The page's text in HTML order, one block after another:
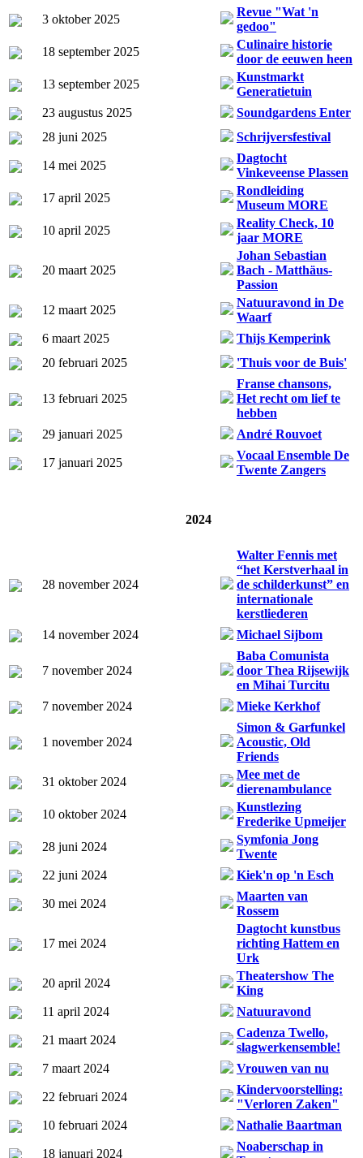
3 oktober 2025
Revue "Wat 'n
gedoo"
18 september 2025
Culinaire historie
door de eeuwen heen
13 september 2025
Kunstmarkt
Generatietuin
23 augustus 2025
Soundgardens Enter
28 juni 2025
Schrijversfestival
14 mei 2025
Dagtocht
Vinkeveense Plassen
17 april 2025
Rondleiding
Museum MORE
10 april 2025
Reality Check, 10
jaar MORE
20 maart 2025
Johan Sebastian
Bach - Matthäus-
Passion
12 maart 2025
Natuuravond in De
Waarf
6 maart 2025
Thijs Kemperink
20 februari 2025
'Thuis voor de Buis'
13 februari 2025
Franse chansons,
Het recht om lief te
hebben
29 januari 2025
André Rouvoet
17 januari 2025
Vocaal Ensemble De
Twente Zangers
2024
28 november 2024
Walter Fennis met
“het Kerstverhaal in
de schilderkunst” en
internationale
kerstliederen
14 november 2024
Michael Sijbom
7 november 2024
Baba Comunista
door Thea Rijsewijk
en Mihai Turcitu
7 november 2024
Mieke Kerkhof
1 november 2024
Simon & Garfunkel
Acoustic, Old
Friends
31 oktober 2024
Mee met de
dierenambulance
10 oktober 2024
Kunstlezing
Frederike Upmeijer
28 juni 2024
Symfonia Jong
Twente
22 juni 2024
Kiek'n op 'n Esch
30 mei 2024
Maarten van
Rossem
17 mei 2024
Dagtocht kunstbus
richting Hattem en
Urk
20 april 2024
Theatershow The
King
11 april 2024
Natuuravond
21 maart 2024
Cadenza Twello,
slagwerkensemble!
7 maart 2024
Vrouwen van nu
22 februari 2024
Kindervoorstelling:
"Verloren Zaken"
10 februari 2024
Nathalie Baartman
18 januari 2024
Noaberschap in